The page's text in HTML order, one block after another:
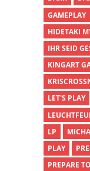
GAMEPLAY
HIDETAKI
IHR SEID
KINGART
LET'S PLAY
LP
PLAY
PREPARE